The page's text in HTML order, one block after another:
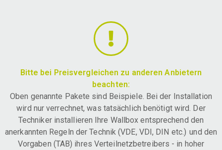
Bitte bei Preisvergleichen zu anderen Anbietern
beachten:
Oben genannte Pakete sind Beispiele. Bei der Installation
wird nur verrechnet, was tatsächlich benötigt wird. Der
Techniker installieren Ihre Wallbox entsprechend den
anerkannten Regeln der Technik (VDE, VDI, DIN etc.) und den
Vorgaben (TAB) ihres Verteilnetzbetreibers - in hoher